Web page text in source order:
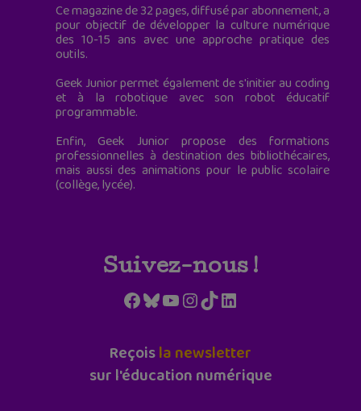
Ce magazine de 32 pages, diffusé par abonnement, a
pour objectif de développer la culture numérique
des 10-15 ans avec une approche pratique des
outils.
Geek Junior permet également de s'initier au coding
et à la robotique avec son robot éducatif
programmable.
Enfin, Geek Junior propose des formations
professionnelles à destination des bibliothécaires,
mais aussi des animations pour le public scolaire
(collège, lycée).
Suivez-nous !
Facebook
Bluesky
YouTube
Instagram
TikTokLinkedIn
Reçoisla newsletter
sur l'éducation numérique